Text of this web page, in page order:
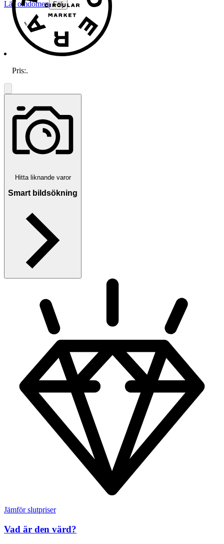
Läs omdömen Följ
Pris:.
Hitta liknande varor
Smart bildsökning
Jämför slutpriser
Vad är den värd?